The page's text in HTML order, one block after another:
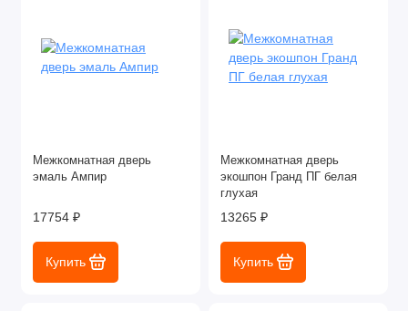
Межкомнатная дверь
эмаль Ампир
17754 ₽
Купить
Межкомнатная дверь
экошпон Гранд ПГ белая
глухая
13265 ₽
Купить